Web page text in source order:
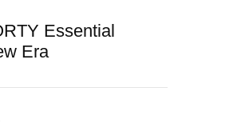
Essential
Era